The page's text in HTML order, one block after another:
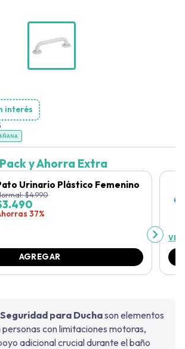
interés
para Duchason elementos
con limitaciones motoras,
adicional crucial durante el baño
y Ahorra Extra
Urinario Plástico Femenino
$4.990
3.490
37%
AGREGAR
VER